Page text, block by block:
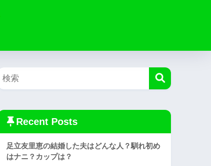
Recent Posts
足立友里恵の結婚した夫はどんな人？馴れ初め
はナニ？カップは？